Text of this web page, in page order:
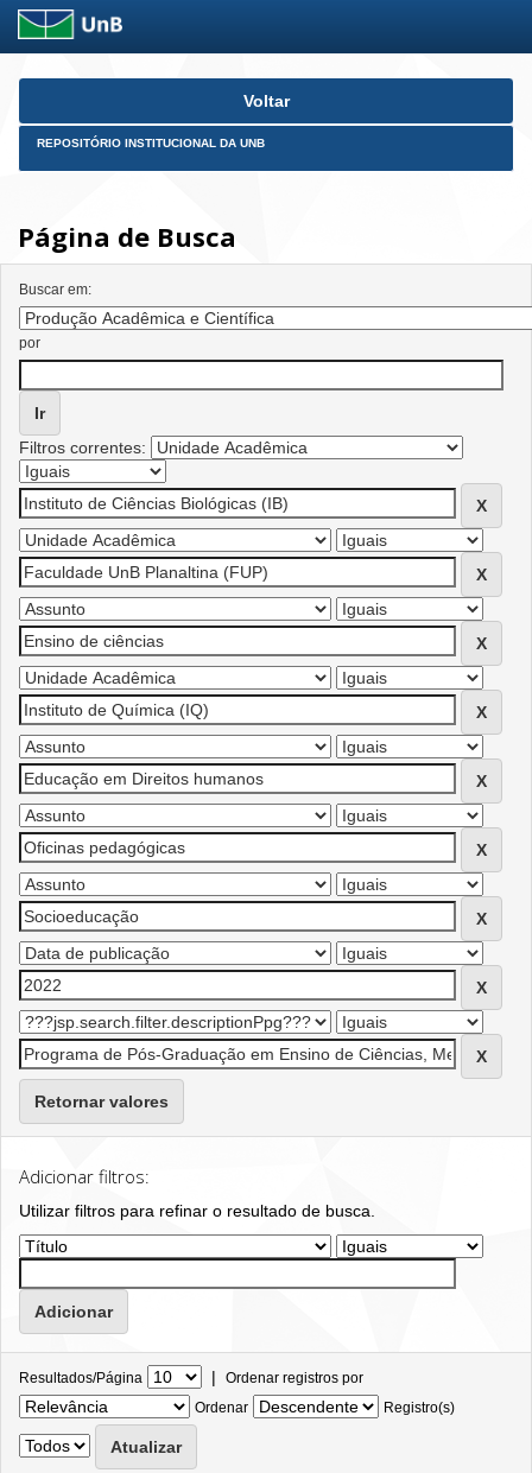
Skip
Voltar
REPOSITÓRIO INSTITUCIONAL DA UNB
Página de Busca
Buscar em:
por
Filtros correntes:
Retornar valores
Adicionar filtros:
Utilizar filtros para refinar o resultado de busca.
Resultados/Página | Ordenar registros por
Ordenar
Registro(s)